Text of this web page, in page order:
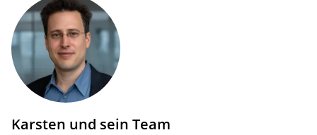
Karsten und sein Team